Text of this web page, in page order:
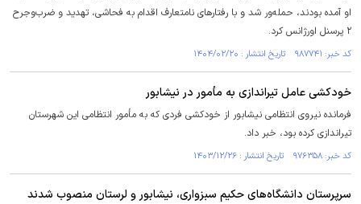
او آمده بودند، حمله‌ور شد و با رفتارهای نامتعارف اقدام به فحاشی، تهدید و ضرب‌وجرح
۲ پرسنل اورژانس کرد.
کد خبر: ۹۸۷۷۴۱ تاریخ انتشار : ۱۴۰۴/۰۲/۲۰
خودکشی عامل تیراندازی به مأمور در نیشابور
فرمانده نیروی انتظامی نیشابور از خودکشی فردی که به مأمور انتظامی این شهرستان
تیراندازی کرده بود، خبر داد.
کد خبر: ۹۷۶۳۵۸ تاریخ انتشار : ۱۴۰۳/۱۲/۲۶
سرپرستان دانشگاه‌های حکیم سبزواری، نیشابور و لرستان منصوب شدند